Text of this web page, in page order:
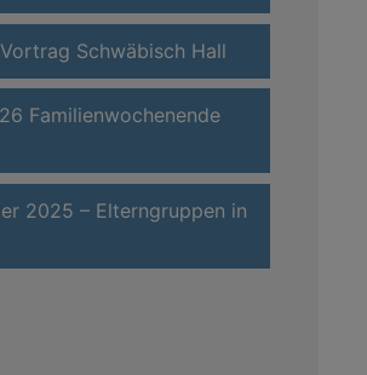
Schwäbisch Hall
Familienwochenende
2025 – Elterngruppen in